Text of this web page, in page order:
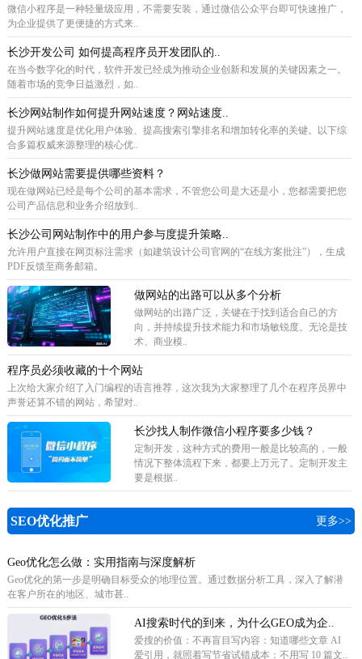
微信小程序是一种轻量级应用，不需要安装，通过微信公众平台即可快速推广，
为企业提供了更便捷的方式来..
长沙开发公司 如何提高程序员开发团队的..
在当今数字化的时代，软件开发已经成为推动企业创新和发展的关键因素之一。
随着市场的竞争日益激烈，如..
长沙网站制作如何提升网站速度？网站速度..
提升网站速度是优化用户体验、提高搜索引擎排名和增加转化率的关键。以下综
合多篇权威来源整理的核心优..
长沙做网站需要提供哪些资料？
现在做网站已经是每个公司的基本需求，不管您公司是大还是小，您都需要把您
公司产品信息和业务介绍放到..
长沙公司网站制作中的用户参与度提升策略..
允许用户直接在网页标注需求（如建筑设计公司官网的“在线方案批注”），生成
PDF反馈至商务邮箱。
做网站的出路可以从多个分析
做网站的出路广泛，关键在于找到适合自己的方
向，并持续提升技术能力和市场敏锐度。无论是技
术、商业模..
程序员必须收藏的十个网站
上次给大家介绍了入门编程的语言推荐，这次我为大家整理了几个在程序员界中
声誉还算不错的网站，希望对..
长沙找人制作微信小程序要多少钱？
定制开发，这种方式的费用一般是比较高的，一般
情况下整体流程下来，都要上万元了。定制开发主
要是根据..
SEO优化推广 更多>>
Geo优化怎么做：实用指南与深度解析
Geo优化的第一步是明确目标受众的地理位置。通过数据分析工具，深入了解潜
在客户所在的地区、城市甚..
AI搜索时代的到来，为什么GEO成为企..
爱搜的价值：不再盲目写内容：知道哪些文章 AI
爱引用，就照着写节省试错成本：不用写 10 篇文..